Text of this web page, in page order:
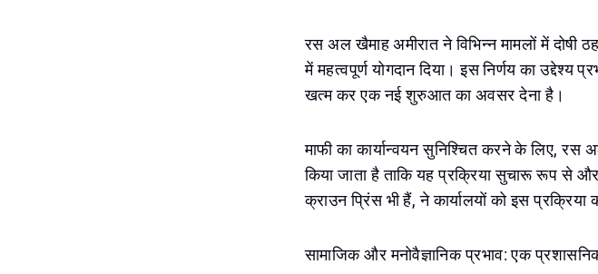
रस अल खैमाह अमीरात ने विभिन्न मामलों में दोषी
में महत्वपूर्ण योगदान दिया। इस निर्णय का उद्देश्य
खत्म कर एक नई शुरुआत का अवसर देना है।
माफी का कार्यान्वयन सुनिश्चित करने के लिए, रस
किया जाता है ताकि यह प्रक्रिया सुचारू रूप से
क्राउन प्रिंस भी हैं, ने कार्यालयों को इस प्रक्रिया
सामाजिक और मनोवैज्ञानिक प्रभाव: एक